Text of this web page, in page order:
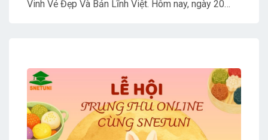
Vinh Vẻ Đẹp Và Bản Lĩnh Việt. Hôm nay, ngày 20
dân tộc.